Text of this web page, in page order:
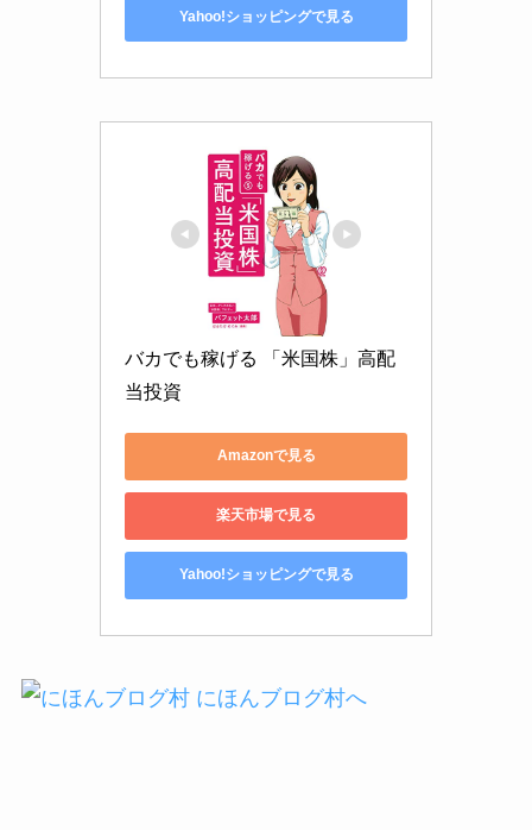
Yahoo!ショッピングで見る
バカでも稼げる 「米国株」高配
当投資
Amazonで見る
楽天市場で見る
Yahoo!ショッピングで見る